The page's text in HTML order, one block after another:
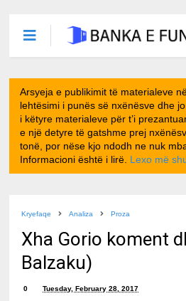
Arsyeja e publikimit të materialeve
lehtësimi i punës së nxënësve dhe
i këtyre materialeve për t’i
e një detyre të gatshme prej
tonë, por nëse kjo ndodh ne nuk
Informacioni është i lirë. Lexo më
Kryefaqe Analiza Proza
Xha Gorio koment
Balzaku)
0 Tuesday, February 28, 2017